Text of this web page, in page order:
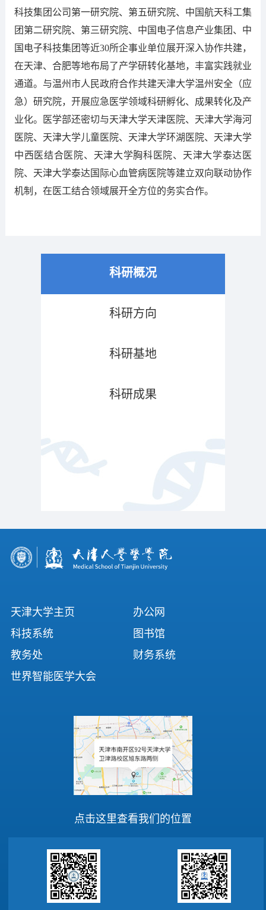
科技集团公司第一研究院、第五研究院、中国航天科工集
团第二研究院、第三研究院、中国电子信息产业集团、中
国电子科技集团等近30所企事业单位展开深入协作共建，
在天津、合肥等地布局了产学研转化基地，丰富实践就业
通道。与温州市人民政府合作共建天津大学温州安全（应
急）研究院，开展应急医学领域科研孵化、成果转化及产
业化。医学部还密切与天津大学天津医院、天津大学海河
医院、天津大学儿童医院、天津大学环湖医院、天津大学
中西医结合医院、天津大学胸科医院、天津大学泰达医
院、天津大学泰达国际心血管病医院等建立双向联动协作
机制，在医工结合领域展开全方位的务实合作。
科研概况
科研方向
科研基地
科研成果
天津大学主页
办公网
科技系统
图书馆
教务处
财务系统
世界智能医学大会
点击这里查看我们的位置